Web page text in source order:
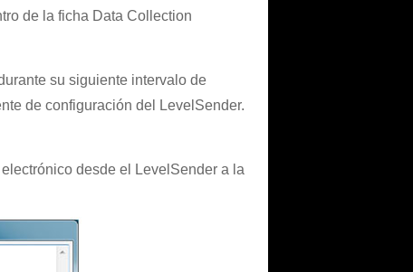
de la ficha Data Collection
su siguiente intervalo de
de configuración del LevelSender.
desde el LevelSender a la